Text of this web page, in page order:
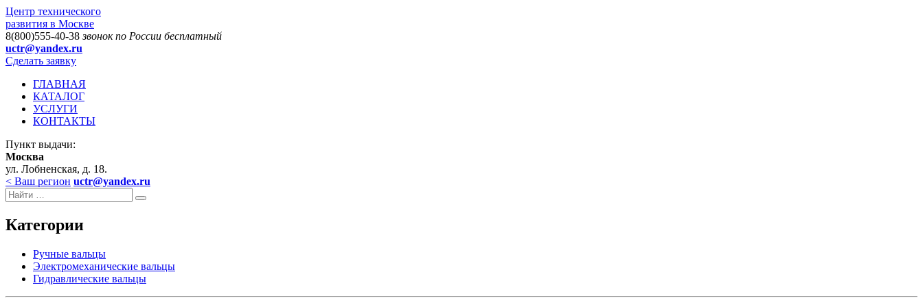
Центр технического
развития в Москве
8(800)555-40-38звонок по России бесплатный
uctr@yandex.ru
Сделать заявку
ГЛАВНАЯ
КАТАЛОГ
УСЛУГИ
КОНТАКТЫ
Пункт выдачи:
Москва
ул. Лобненская, д. 18.
< Ваш регион uctr@yandex.ru
Категории
Ручные вальцы
Электромеханические вальцы
Гидравлические вальцы